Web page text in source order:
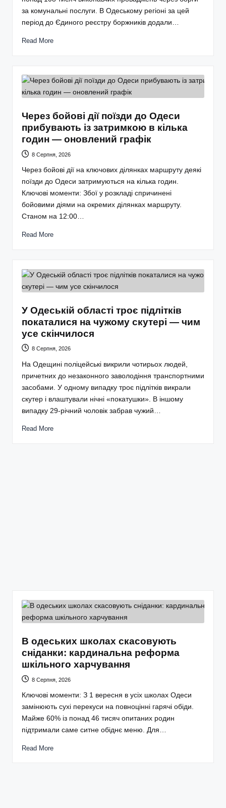
за комунальні послуги. В Одеському регіоні за цей
період до Єдиного реєстру боржників додали…
Read More
Через бойові дії поїзди до Одеси
прибувають із затримкою в кілька
годин — оновлений графік
8 Серпня, 2026
Через бойові дії на ключових ділянках маршруту деякі
поїзди до Одеси затримуються на кілька годин.
Ключові моменти: Збої у розкладі спричинені
бойовими діями на окремих ділянках маршруту.
Станом на 12:00…
Read More
У Одеській області троє підлітків
покаталися на чужому скутері — чим
усе скінчилося
8 Серпня, 2026
На Одещині поліцейські викрили чотирьох людей,
причетних до незаконного заволодіння транспортними
засобами. У одному випадку троє підлітків викрали
скутер і влаштували нічні «покатушки». В іншому
випадку 29-річний чоловік забрав чужий…
Read More
В одеських школах скасовують
сніданки: кардинальна реформа
шкільного харчування
8 Серпня, 2026
Ключові моменти: З 1 вересня в усіх школах Одеси
замінюють сухі перекуси на повноцінні гарячі обіди.
Майже 60% із понад 46 тисяч опитаних родин
підтримали саме ситне обіднє меню. Для…
Read More